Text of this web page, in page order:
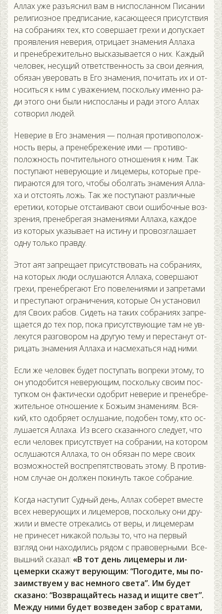
Ал­лах уже разъ­яс­нил вам в нис­послан­ном Пи­сании
ре­лиги­оз­ное пред­пи­сание, ка­са­юще­еся при­сутс­твия
на соб­ра­ни­ях тех, кто со­вер­ша­ет гре­хи и до­пус­ка­ет
про­яв­ле­ния не­верия, от­ри­ца­ет зна­мения Ал­ла­ха
и пре­неб­ре­житель­но выс­ка­зыва­ет­ся о них. Каж­дый
че­ловек, не­сущий от­ветс­твен­ность за свои де­яния,
обя­зан уве­ровать в Его зна­мения, по­читать их и от­
но­сить­ся к ним с ува­жени­ем, пос­коль­ку имен­но ра­
ди это­го они бы­ли нис­посла­ны и ра­ди это­го Ал­лах
сот­во­рил лю­дей.
Не­верие в Его зна­мения — пол­ная про­тиво­полож­
ность ве­ры, а пре­неб­ре­жение ими — про­тиво­
полож­ность поч­ти­тель­но­го от­но­шения к ним. Так
пос­ту­па­ют не­веру­ющие и ли­цеме­ры, ко­торые пре­
пира­ют­ся для то­го, что­бы обол­гать зна­мения Ал­ла­
ха и от­сто­ять ложь. Так же пос­ту­па­ют раз­личные
ере­тики, ко­торые от­ста­ива­ют свои оши­боч­ные воз­
зре­ния, пре­неб­ре­гая зна­мени­ями Ал­ла­ха, каж­дое
из ко­торых ука­зыва­ет на ис­ти­ну и про­воз­гла­ша­ет
од­ну толь­ко прав­ду.
Этот а­ят зап­ре­ща­ет при­сутс­тво­вать на соб­ра­ни­ях,
на ко­торых лю­ди ос­лу­ша­ют­ся Ал­ла­ха, со­вер­ша­ют
гре­хи, пре­неб­ре­га­ют Его по­веле­ни­ями и зап­ре­тами
и прес­ту­па­ют ог­ра­ниче­ния, ко­торые Он ус­та­новил
для Сво­их ра­бов. Си­деть на та­ких соб­ра­ни­ях зап­ре­
ща­ет­ся до тех пор, по­ка при­сутс­тву­ющие там не ув­
ле­кут­ся раз­го­вором на дру­гую те­му и пе­рес­та­нут от­
ри­цать зна­мения Ал­ла­ха и нас­ме­хать­ся над ни­ми.
Ес­ли же че­ловек бу­дет пос­ту­пать воп­ре­ки это­му, то
он упо­добит­ся не­веру­ющим, пос­коль­ку сво­им пос­
тупком он фак­ти­чес­ки одоб­рит не­верие и пре­неб­ре­
житель­ное от­но­шение к Божь­им зна­мени­ям. Вся­
кий, кто одоб­ря­ет ос­лу­шание, по­добен то­му, кто ос­
лу­ша­ет­ся Ал­ла­ха. Из все­го ска­зан­но­го сле­ду­ет, что
ес­ли че­ловек при­сутс­тву­ет на соб­ра­нии, на ко­тором
ос­лу­ша­ют­ся Ал­ла­ха, то он обя­зан по ме­ре сво­их
воз­можнос­тей вос­пре­пятс­тво­вать это­му. В про­тив­
ном слу­чае он дол­жен по­кинуть та­кое соб­ра­ние.
Ког­да нас­ту­пит Суд­ный день, Ал­лах со­берет вмес­те
всех не­веру­ющих и ли­цеме­ров, пос­коль­ку они дру­
жили и вмес­те от­ре­кались от ве­ры, и ли­цеме­рам
не при­несет ни­какой поль­зы то, что на пер­вый
взгляд они на­ходи­лись ря­дом с пра­вовер­ны­ми. Все­
выш­ний ска­зал: «В тот день ли­цеме­ры и ли­
цемер­ки ска­жут ве­ру­ющим: “По­годи­те, мы по­
за­имс­тву­ем у вас нем­но­го све­та”. Им бу­дет
ска­зано: “Воз­вра­щай­тесь на­зад и ищи­те свет”.
Меж­ду ни­ми бу­дет воз­ве­ден за­бор с вра­тами,